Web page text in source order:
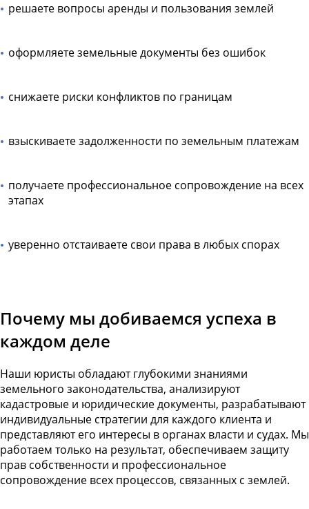
решаете вопросы аренды и пользования землей
оформляете земельные документы без ошибок
снижаете риски конфликтов по границам
взыскиваете задолженности по земельным платежам
получаете профессиональное сопровождение на всех
этапах
уверенно отстаиваете свои права в любых спорах
Почему мы добиваемся успеха в
каждом деле
Наши юристы обладают глубокими знаниями
земельного законодательства, анализируют
кадастровые и юридические документы, разрабатывают
индивидуальные стратегии для каждого клиента и
представляют его интересы в органах власти и судах. Мы
работаем только на результат, обеспечиваем защиту
прав собственности и профессиональное
сопровождение всех процессов, связанных с землей.